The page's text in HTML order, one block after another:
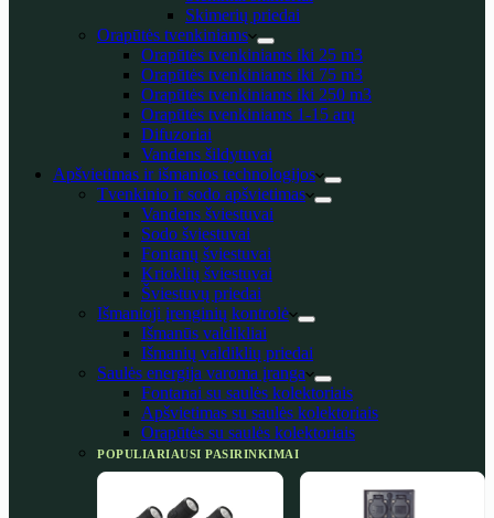
Skimerių priedai
Orapūtės tvenkiniams
Orapūtės tvenkiniams iki 25 m3
Orapūtės tvenkiniams iki 75 m3
Orapūtės tvenkiniams iki 250 m3
Orapūtės tvenkiniams 1-15 arų
Difuzoriai
Vandens šildytuvai
Apšvietimas ir išmanios technologijos
Tvenkinio ir sodo apšvietimas
Vandens šviestuvai
Sodo šviestuvai
Fontanų šviestuvai
Krioklių šviestuvai
Šviestuvų priedai
Išmanioji įrenginių kontrolė
Išmanūs valdikliai
Išmanių valdiklių priedai
Saulės energija varoma įranga
Fontanai su saulės kolektoriais
Apšvietimas su saulės kolektoriais
Orapūtės su saulės kolektoriais
POPULIARIAUSI PASIRINKIMAI